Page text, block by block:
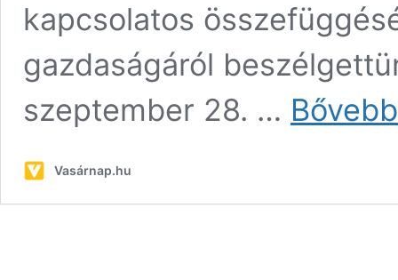
kapcsolatos
gazdaságáról
szeptember 28. …
Vasárnap.hu